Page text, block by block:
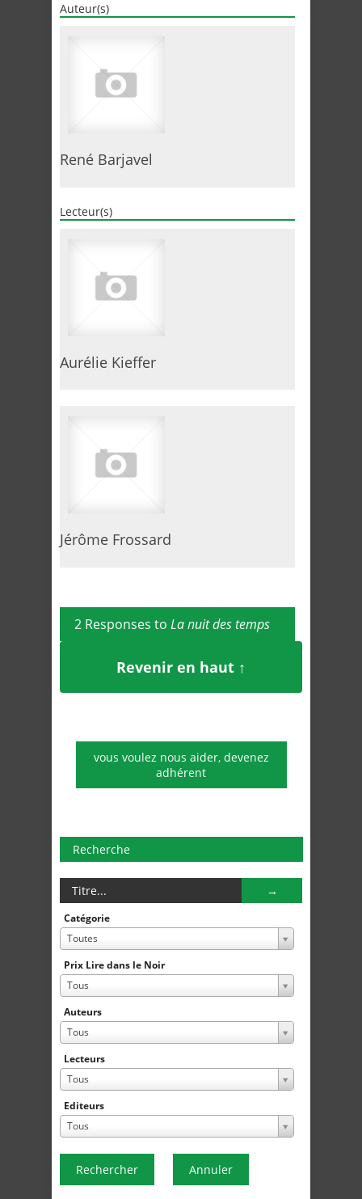
Auteur(s)
René Barjavel
Lecteur(s)
Aurélie Kieffer
Jérôme Frossard
2 Responses to La nuit des temps
Revenir en haut ↑
vous voulez nous aider, devenez
adhérent
Recherche
Catégorie
Toutes
Prix Lire dans le Noir
Tous
Auteurs
Tous
Lecteurs
Tous
Editeurs
Tous
Rechercher Annuler